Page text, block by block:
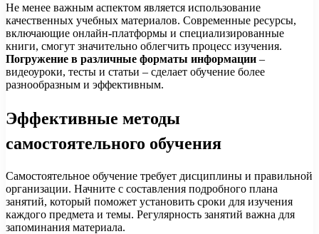
Не менее важным аспектом является использование
качественных учебных материалов. Современные ресурсы,
включающие онлайн-платформы и специализированные
книги, смогут значительно облегчить процесс изучения.
Погружение в различные форматы информации –
видеоуроки, тесты и статьи – сделает обучение более
разнообразным и эффективным.
Эффективные методы
самостоятельного обучения
Самостоятельное обучение требует дисциплины и правильной
организации. Начните с составления подробного плана
занятий, который поможет установить сроки для изучения
каждого предмета и темы. Регулярность занятий важна для
запоминания материала.